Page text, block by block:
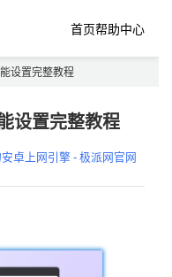
首页帮助中心
设置完整教程
设置完整教程
卓上网引擎 - 极派网官网